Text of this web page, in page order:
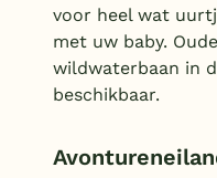
voor heel wat
met uw baby.
wildwaterbaan in
beschikbaar.